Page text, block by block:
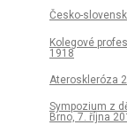
Česko-
Kolegové
1918
Ateroskleróza
Sympozium z
Brno, 7. října